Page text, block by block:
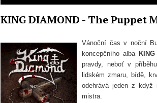
KING DIAMOND - The Puppet
Vánoční čas v noční
koncepčního alba
pravdy, neboť v
lidském zmaru, bídě,
odehrává jeden z když
mistra.